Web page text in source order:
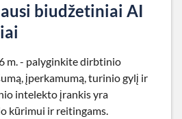
biudžetiniai AI
m. - palyginkite dirbtinio
įperkamumą, turinio gylį ir
intelekto įrankis yra
kūrimui ir reitingams.